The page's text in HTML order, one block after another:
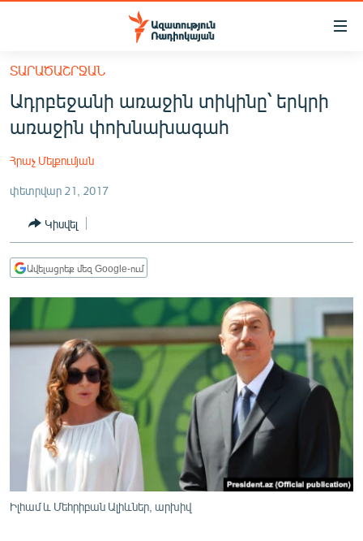
Մատչելիության
հիմնական
բովանդակությանը
հիմնական
մենյուին
ՀԱՅԱՍՏԱՆ
ՔԱՂԱՔԱԿԱՆ
ԸՆՏՐՈՒԹՅՈՒՆՆԵՐ 2026
ԻՐԱՎՈՒՆՔ
ՀԱՍԱՐԱԿՈՒԹՅՈՒՆ
ՏՆՏԵՍՈՒԹՅՈՒՆ
ՊԱՏԵՐԱԶՄԻ 6 ՇԱԲԱԹՆԵՐԸ
ՏԱՐԱԾԱՇՐՋԱՆ
ՄԻՋԱԶԳԱՅԻՆ
ՄՇԱԿՈՒՅԹ
ՍՊՈՐՏ
ՄԵԿՆԱԲԱՆՈՒԹՅՈՒՆ
ՏՏ ԵՒ ԻՆՏԵՐՆԵՏ
ՏԱՐԱԾԱՇՐՋԱՆ
Ադրբեջանի առաջին տիկինը՝ երկրի
առաջին փոխնախագահ
Հրաչ Մելքումյան
փետրվար 21, 2017
Կիսվել
Ավելացրեք մեզ Google-ում
Իլհամ և Մեհրիբան Ալիևներ, արխիվ